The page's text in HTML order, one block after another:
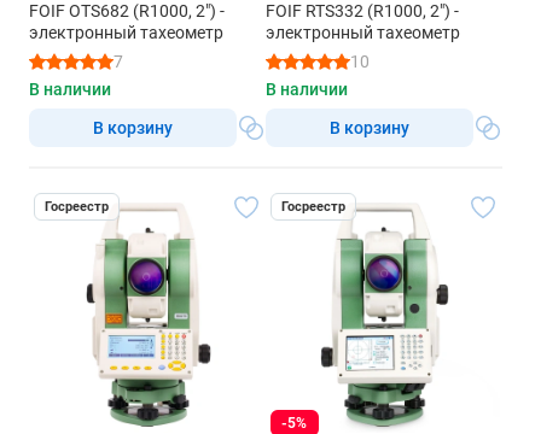
FOIF OTS682 (R1000, 2") -
электронный тахеометр
7
В наличии
В корзину
FOIF RTS332 (R1000, 2") -
электронный тахеометр
10
В наличии
В корзину
Госреестр Госреестр
-5%